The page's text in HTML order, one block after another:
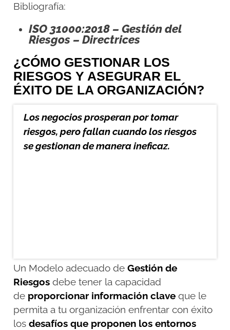
Bibliografía:
ISO 31000:2018 – Gestión del
Riesgos – Directrices
¿CÓMO GESTIONAR LOS
RIESGOS Y ASEGURAR EL
ÉXITO DE LA ORGANIZACIÓN?
Los negocios prosperan por tomar
riesgos, pero fallan cuando los riesgos
se gestionan de manera ineficaz.
Un Modelo adecuado deGestión de
Riesgos debe tener la capacidad
de proporcionar información clave que le
permita a tu organización enfrentar con éxito
losdesafíos que proponen los entornos